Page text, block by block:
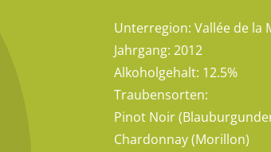
Unterregion: Vallée de la
Jahrgang: 2012
Alkoholgehalt: 12.5%
Traubensorten:
Pinot Noir
Chardonnay (Morillon)